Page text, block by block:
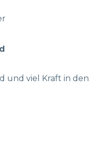
und viel Kraft in den